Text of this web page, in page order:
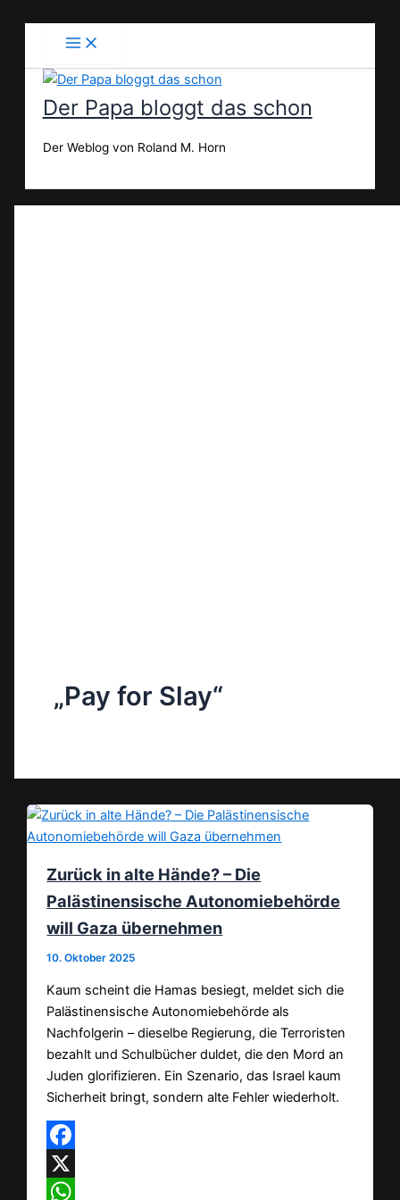
Der Papa bloggt das schon
Der Weblog von Roland M. Horn
„Pay for Slay“
Zurück in alte Hände? – Die
Palästinensische Autonomiebehörde
will Gaza übernehmen
10. Oktober 2025
Kaum scheint die Hamas besiegt, meldet sich die
Palästinensische Autonomiebehörde als
Nachfolgerin – dieselbe Regierung, die Terroristen
bezahlt und Schulbücher duldet, die den Mord an
Juden glorifizieren. Ein Szenario, das Israel kaum
Sicherheit bringt, sondern alte Fehler wiederholt.
Facebook
X